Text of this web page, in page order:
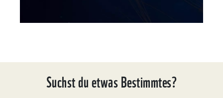
Suchst du etwas Bestimmtes?